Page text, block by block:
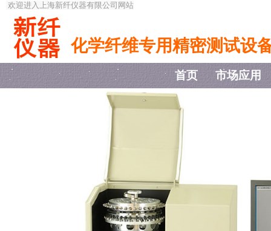
欢迎进入上海新纤仪器有限公司网站
化学纤维专用精密测试设
首页 市场应用